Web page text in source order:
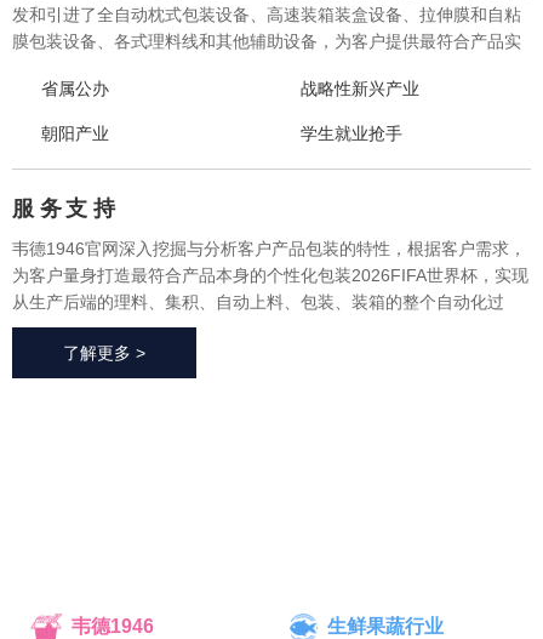
发和引进了全自动枕式包装设备、高速装箱装盒设备、拉伸膜和自粘
膜包装设备、各式理料线和其他辅助设备，为客户提供最符合产品实
品研发、采购、生产、售后一站式整体服务，广泛应用于方便食品、
休闲食品、冷冻食品、海产品、医药、生鲜果蔬、烘焙等各个行业领
域。
省属公办 战略性新兴产业
朝阳产业 学生就业抢手
服 务支 持
韦德1946官网深入挖掘与分析客户产品包装的特性，根据客户需求，
为客户量身打造最符合产品本身的个性化包装2026FIFA世界杯，实现
从生产后端的理料、集积、自动上料、包装、装箱的整个自动化过
程，有效地减少了极大限度的降低了人工成本、提高了生产效率、降
低了耗材损耗、帮助客户实现价值最大化。
了解更多 >
韦德1946 生鲜果蔬行业